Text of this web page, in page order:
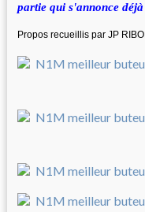
partie qui s'annonce
Propos recueillis par JP